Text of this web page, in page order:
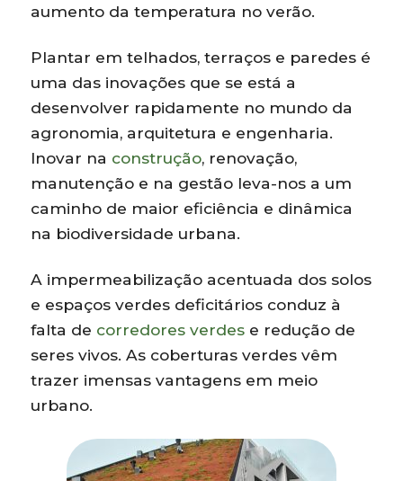
aumento da temperatura no verão.
Plantar em telhados, terraços e paredes é
uma das inovações que se está a
desenvolver rapidamente no mundo da
agronomia, arquitetura e engenharia.
Inovar na construção, renovação,
manutenção e na gestão leva-nos a um
caminho de maior eficiência e dinâmica
na biodiversidade urbana.
A impermeabilização acentuada dos solos
e espaços verdes deficitários conduz à
falta de corredores verdes e redução de
seres vivos. As coberturas verdes vêm
trazer imensas vantagens em meio
urbano.